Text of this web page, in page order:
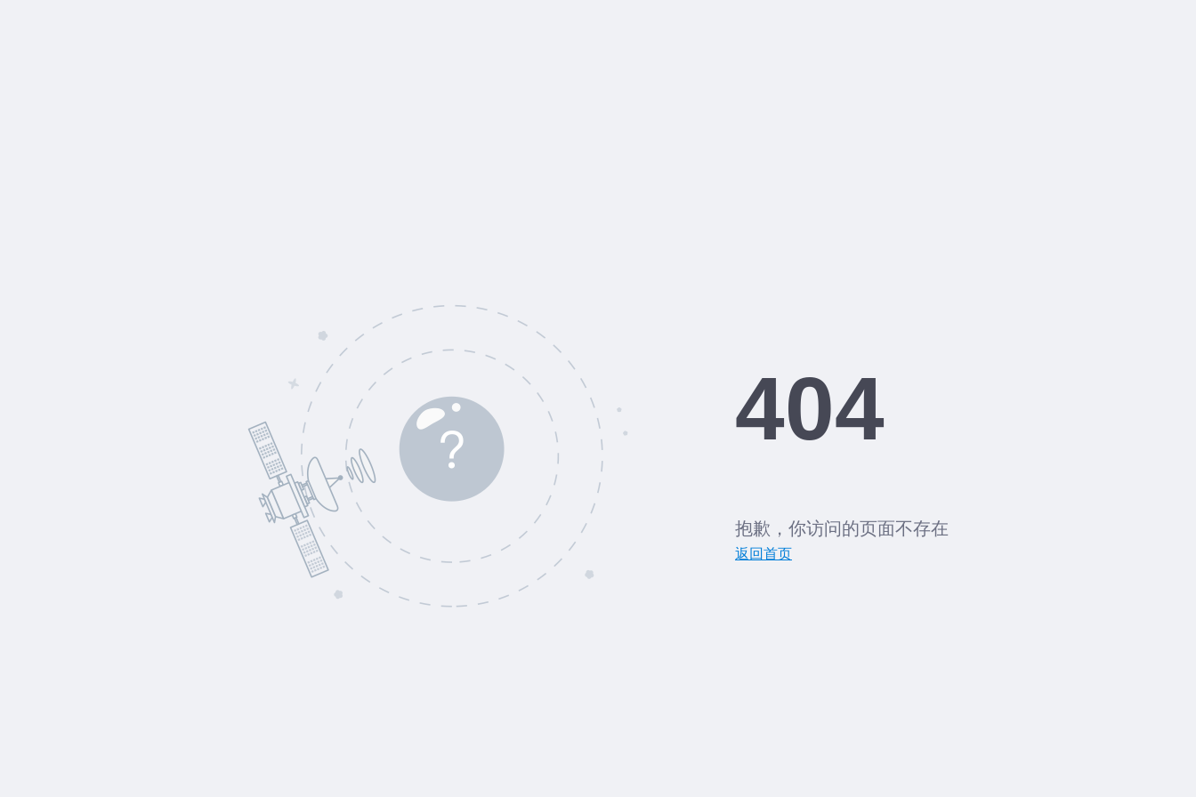
404
抱歉，你访问的页面不存在
返回首页